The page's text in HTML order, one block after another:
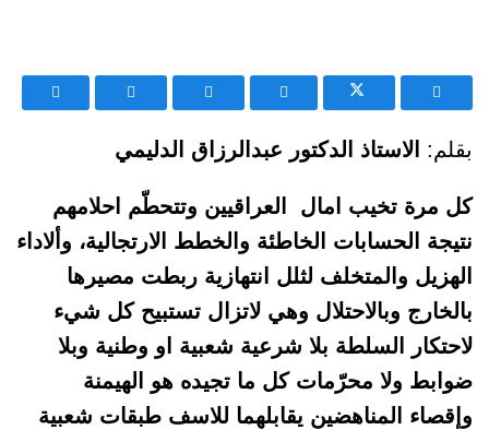
بقلم: الاستاذ الدكتور عبدالرزاق الدليمي
كل مرة تخيب امال العراقيين وتتحطّم احلامهم
نتيجة الحسابات الخاطئة والخطط الارتجالية، وألاداء
الهزيل والمتخلف لثلل انتهازية ربطت مصيرها
بالخارج وبالاحتلال وهي لاتزال تستبيح كل شيء
لاحتكار السلطة بلا شرعية شعبية او وطنية وبلا
ضوابط ولا محرّمات كل ما تجيده هو الهيمنة
وإقصاء المناهضين يقابلهما للاسف طبقات شعبية